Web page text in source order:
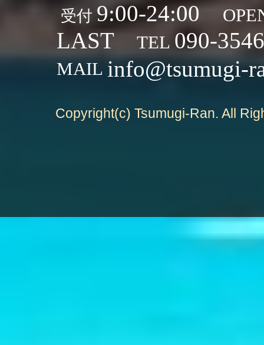
受付 9:00-24:00
LAST TEL 090-
MAIL info@tsumugi-
Copyright(c) Tsumugi-Ran. All